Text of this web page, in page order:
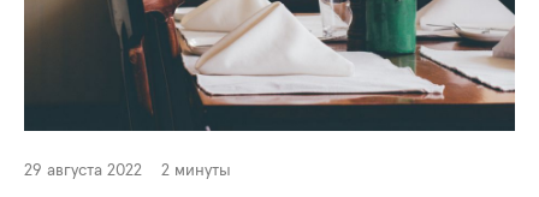
29 августа 2022 2 минуты